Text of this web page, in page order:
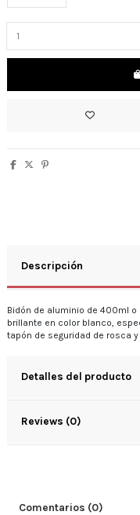
Descripción
Bidón de aluminio de 400ml
brillante en color blanco,
tapón de seguridad de rosca
Detalles del producto
Reviews (0)
Comentarios (0)